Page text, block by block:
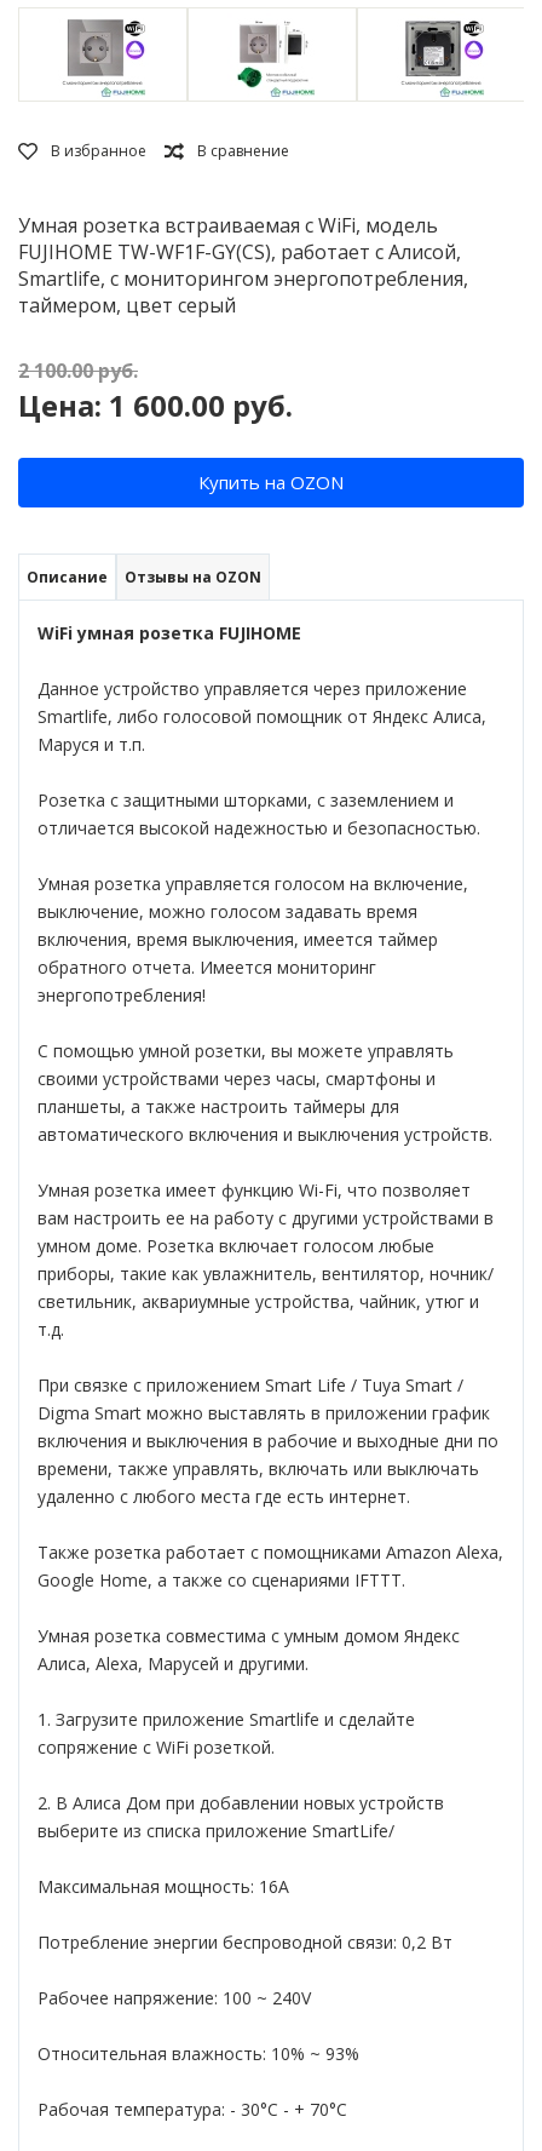
Умная розетка встраиваемая с WiFi, модель
FUJIHOME TW-WF1F-GY(CS), работает с Алисой,
Smartlife, с мониторингом энергопотребления,
таймером, цвет серый
2 100.00руб.
Цена: 1 600.00 руб.
Купить на OZON
Описание Отзывы на OZON
WiFi умная розетка FUJIHOME
Данное устройство управляется через приложение
Smartlife, либо голосовой помощник от Яндекс Алиса,
Маруся и т.п.
Розетка с защитными шторками, с заземлением и
отличается высокой надежностью и безопасностью.
Умная розетка управляется голосом на включение,
выключение, можно голосом задавать время
включения, время выключения, имеется таймер
обратного отчета. Имеется мониторинг
энергопотребления!
С помощью умной розетки, вы можете управлять
своими устройствами через часы, смартфоны и
планшеты, а также настроить таймеры для
автоматического включения и выключения устройств.
Умная розетка имеет функцию Wi-Fi, что позволяет
вам настроить ее на работу с другими устройствами в
умном доме. Розетка включает голосом любые
приборы, такие как увлажнитель, вентилятор, ночник/
светильник, аквариумные устройства, чайник, утюг и
т.д.
При связке с приложением Smart Life / Tuya Smart /
Digma Smart можно выставлять в приложении график
включения и выключения в рабочие и выходные дни по
времени, также управлять, включать или выключать
удаленно с любого места где есть интернет.
Также розетка работает с помощниками Amazon Alexa,
Google Home, а также со сценариями IFTTT.
Умная розетка совместима с умным домом Яндекс
Алиса, Alexa, Марусей и другими.
1. Загрузите приложение Smartlife и сделайте
сопряжение с WiFi розеткой.
2. В Алиса Дом при добавлении новых устройств
выберите из списка приложение SmartLife/
Максимальная мощность: 16А
Потребление энергии беспроводной связи: 0,2 Вт
Рабочее напряжение: 100 ~ 240V
Относительная влажность: 10% ~ 93%
Рабочая температура: - 30°С - + 70°С